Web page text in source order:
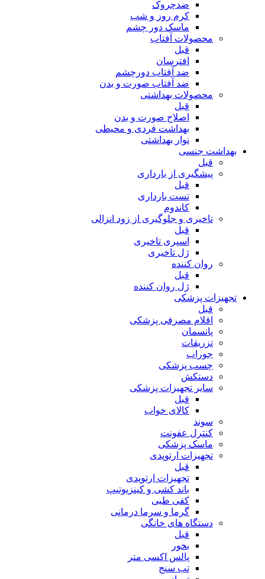
ضدچروک
کرم روز و شب
ماسک دور چشم
محصولات آفتاب
قبل
افترسان
ضد آفتاب دورچشم
ضد آفتاب صورت و بدن
محصولات بهداشتی
قبل
اصلاح صورت و بدن
بهداشت فردی و محیطی
نوار بهداشتی
بهداشت جنسی
قبل
پیشگیری از بارداری
قبل
تست بارداری
کاندوم
تاخیری و جلوگیری از زود انزالی
قبل
اسپری تاخیری
ژل تاخیری
روان کننده
قبل
ژل روان کننده
تجهیزات پزشکی
قبل
اقلام مصرفی پزشکی
پانسمان
تزریقات
جوراب
چسب پزشکی
دستکش
سایر تجهیزات پزشکی
قبل
کالای خواب
سوند
کنترل عفونت
ماسک پزشکی
تجهیزات ارتوپدی
قبل
تجهیزات ارتوپدی
باند کشی و کینزیوتیپ
کفی طبی
گرما و سرما درمانی
دستگاه های خانگی
قبل
بخور
پالس اکسی متر
تب سنج